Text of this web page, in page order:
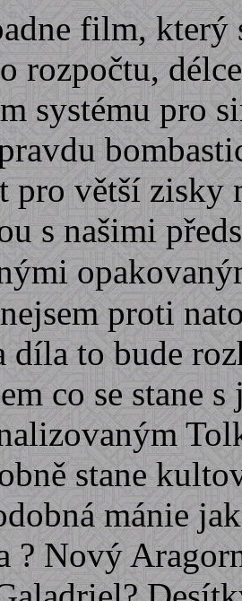
film,
rozpočtu,
systému pro
pro větší zisky
s našimi
proti
díla to bude
co se stane
stane
mánie
? Nový